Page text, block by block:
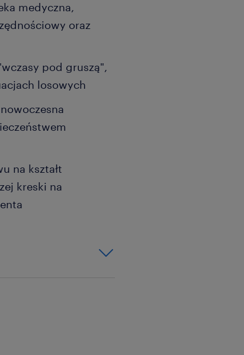
medyczna,
oraz
pod gruszą",
losowych
na kształt
kreski na